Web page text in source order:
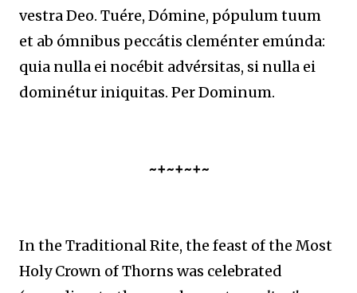
vestra Deo. Tuére, Dómine, pópulum tuum
et ab ómnibus peccátis cleménter emúnda:
quia nulla ei nocébit advérsitas, si nulla ei
dominétur iniquitas. Per Dominum.
~+~+~+~
In the Traditional Rite, the feast of the Most
Holy Crown of Thorns was celebrated